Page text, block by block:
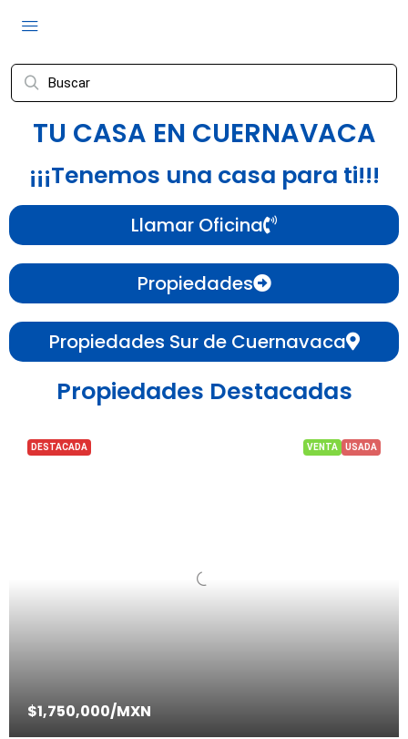
TU CASA EN CUERNAVACA
¡¡¡Tenemos una casa para ti!!!
Llamar Oficina
Propiedades
Propiedades Sur de Cuernavaca
Propiedades Destacadas
DESTACADA VENTA USADA
$1,750,000/MXN